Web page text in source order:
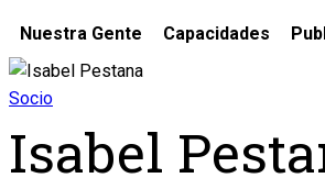
Nuestra Gente Capacidades
Socio
Isabel